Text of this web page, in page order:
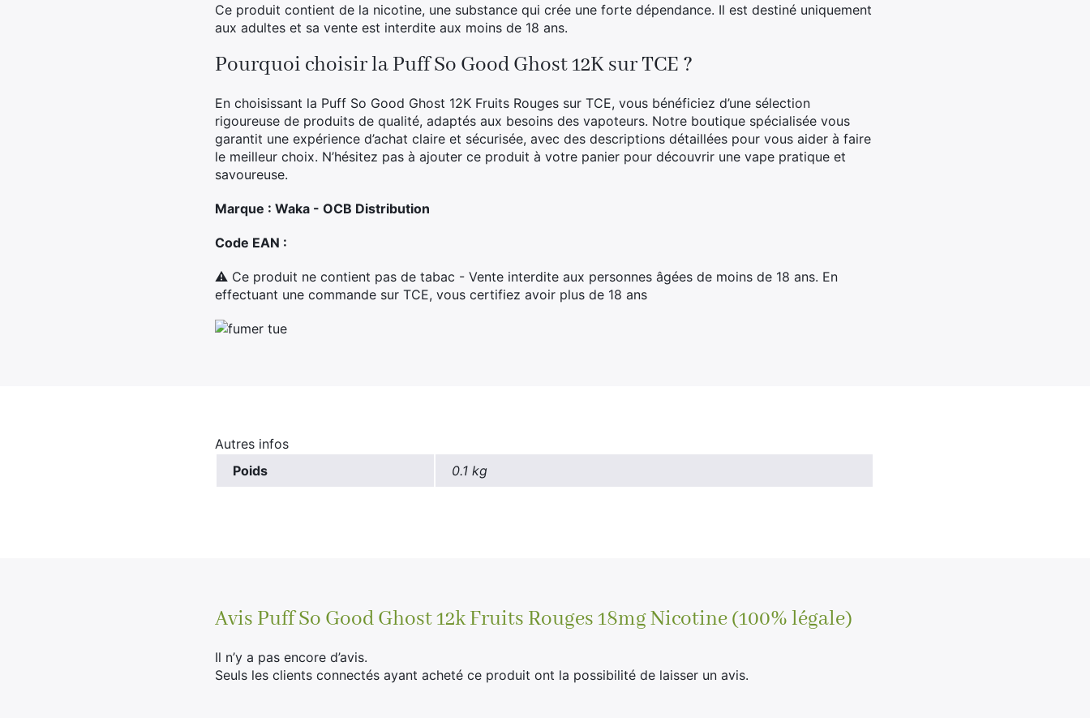
Ce produit contient de la nicotine, une substance qui crée une forte dépendance. Il est destiné uniquement
aux adultes et sa vente est interdite aux moins de 18 ans.
Pourquoi choisir la Puff So Good Ghost 12K sur TCE ?
En choisissant la Puff So Good Ghost 12K Fruits Rouges sur TCE, vous bénéficiez d’une sélection
rigoureuse de produits de qualité, adaptés aux besoins des vapoteurs. Notre boutique spécialisée vous
garantit une expérience d’achat claire et sécurisée, avec des descriptions détaillées pour vous aider à faire
le meilleur choix. N’hésitez pas à ajouter ce produit à votre panier pour découvrir une vape pratique et
savoureuse.
Marque : Waka - OCB Distribution
Code EAN :
⚠ Ce produit ne contient pas de tabac - Vente interdite aux personnes âgées de moins de 18 ans. En
effectuant une commande sur TCE, vous certifiez avoir plus de 18 ans
Autres infos
Poids
0.1 kg
Avis Puff So Good Ghost 12k Fruits Rouges 18mg Nicotine (100% légale)
Il n’y a pas encore d’avis.
Seuls les clients connectés ayant acheté ce produit ont la possibilité de laisser un avis.